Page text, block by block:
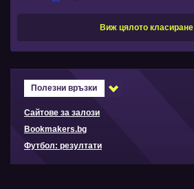
Виж цялото класиране
Полезни връзки
Сайтове за залози
Bookmakers.bg
Футбол: резултати